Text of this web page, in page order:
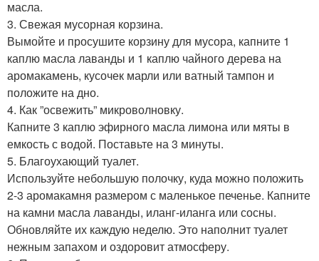
масла.
3. Свежая мусорная корзина.
Вымойте и просушите корзину для мусора, капните 1
каплю масла лаванды и 1 каплю чайного дерева на
аромакамень, кусочек марли или ватный тампон и
положите на дно.
4. Как ”освежить” микроволновку.
Капните 3 каплю эфирного масла лимона или мяты в
емкость с водой. Поставьте на 3 минуты.
5. Благоухающий туалет.
Используйте небольшую полочку, куда можно положить
2-3 аромакамня размером с маленькое печенье. Капните
на камни масла лаванды, иланг-иланга или сосны.
Обновляйте их каждую неделю. Это наполнит туалет
нежным запахом и оздоровит атмосферу.